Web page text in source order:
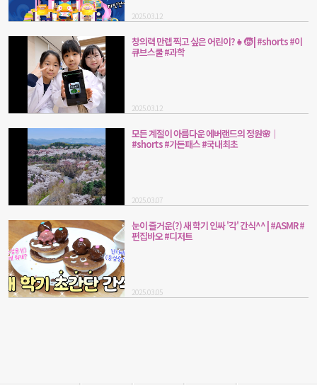
2025.03.12
창의력 만렙 찍고 싶은 어린이?👧🧒 | #shorts #이
큐브스쿨 #과학
2025.03.12
모든 계절이 아름다운 에버랜드의 정원🌸｜
#shorts #가든패스 #국내최초
2025.03.07
눈이 즐거운(?) 새 학기 인싸 '각' 간식^^ | #ASMR #
편집바오 #디저트
2025.03.05